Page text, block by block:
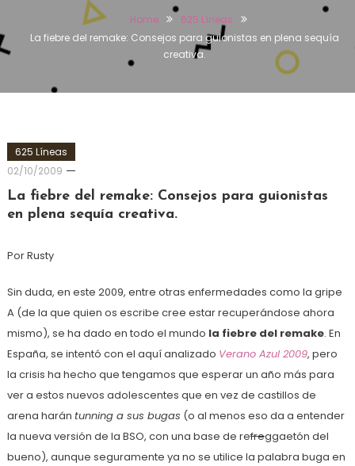
Home
625 Líneas
La fiebre del remake: Consejos para guionistas en plena sequía
creativa.
625 Líneas
02/10/2009
La fiebre del remake: Consejos para guionistas
en plena sequía creativa.
Por Rusty
Sin duda, en este 2009, entre otras enfermedades como la gripe
A (de la que quien os escribe cree estar recuperándose ahora
mismo), se ha dado en todo el mundo la fiebre del remake. En
España, se intentó con el aquí analizado Verano Azul 2009, pero
la crisis ha hecho que tengamos que esperar un año más para
ver a estos nuevos adolescentes que en vez de castillos de
arena harán tunning a sus bugas (o al menos eso da a entender
la nueva versión de la BSO, con una base de refreggaetón del
bueno), aunque seguramente ya no se utilice la palabra buga en